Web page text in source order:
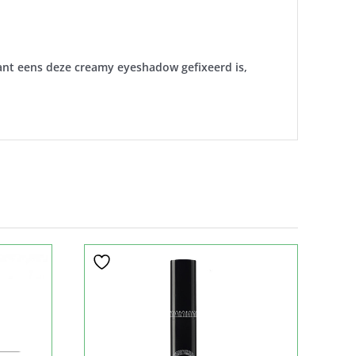
eens deze creamy eyeshadow gefixeerd is,